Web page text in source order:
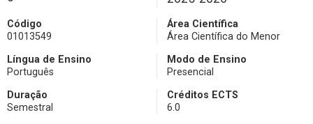
Código
01013549
Área Científica
Área Científica do Menor
Língua de Ensino
Português
Modo de Ensino
Presencial
Duração
Semestral
Créditos ECTS
6.0